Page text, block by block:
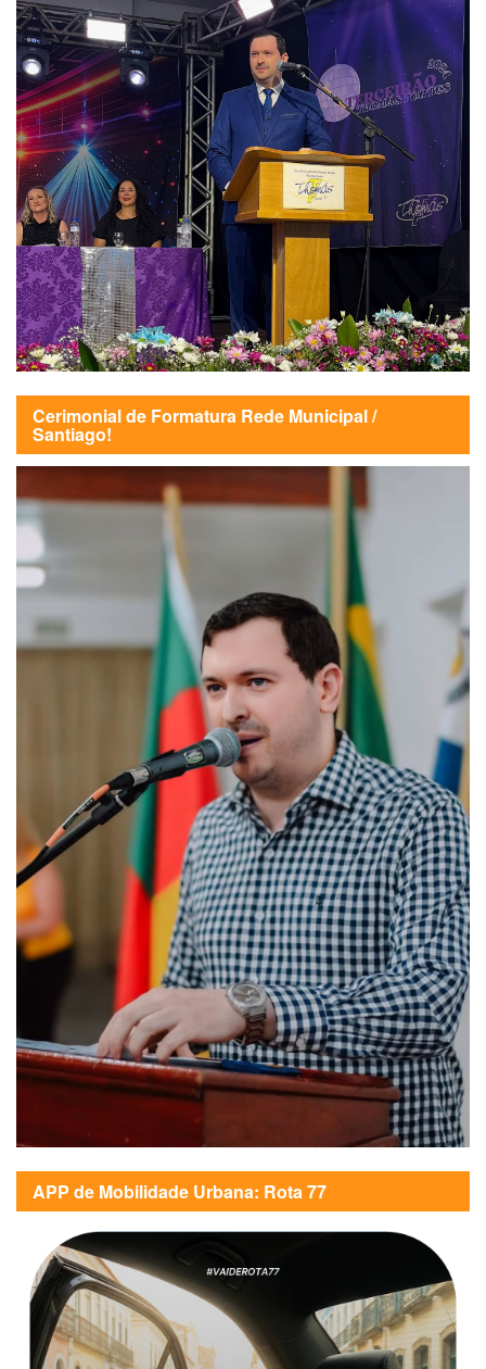
Cerimonial de Formatura Rede Municipal /
Santiago!
APP de Mobilidade Urbana: Rota 77